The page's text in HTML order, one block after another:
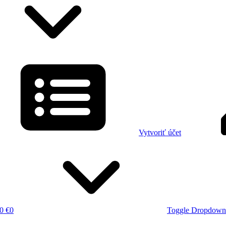
Vytvoriť účet
€0 Toggle Dropdown